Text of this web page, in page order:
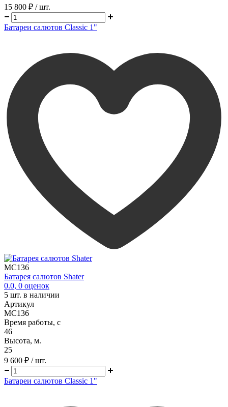
15 800 ₽ / шт.
Батареи салютов Classic 1"
MC136
Батарея салютов Shater
0.0, 0 оценок
5 шт. в наличии
Артикул
MC136
Время работы, с
46
Высота, м.
25
9 600 ₽ / шт.
Батареи салютов Classic 1"